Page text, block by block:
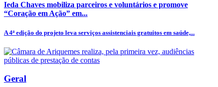
Ieda Chaves mobiliza parceiros e voluntários e promove
“Coração em Ação” em...
A 4ª edição do projeto leva serviços assistenciais gratuitos em saúde,...
Geral